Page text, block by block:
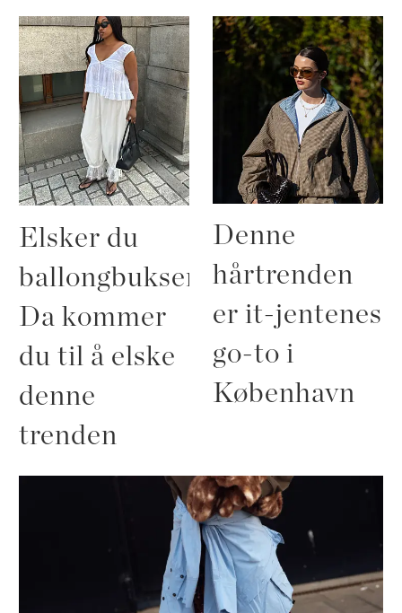
Elsker du
ballongbukser?
Da kommer
du til å elske
denne
trenden
Denne
hårtrenden
er it-jentenes
go-to i
København